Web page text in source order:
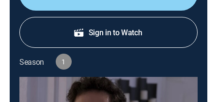
Sign in to Watch
Season 1